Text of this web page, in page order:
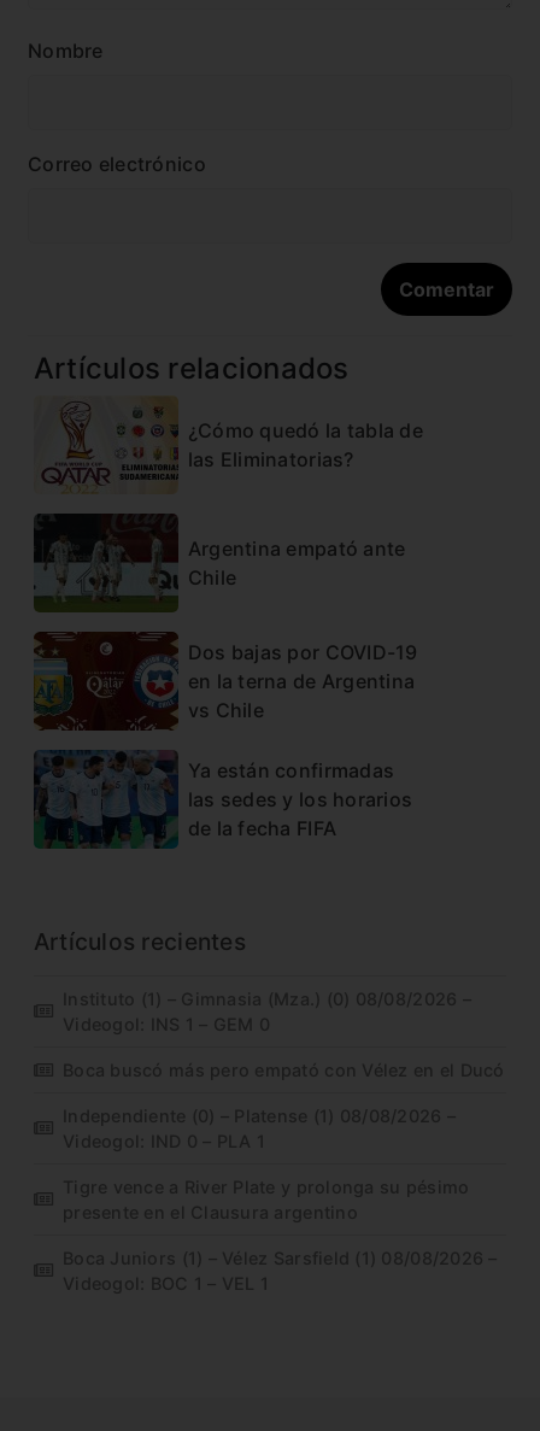
Nombre
Correo electrónico
Artículos relacionados
¿Cómo quedó la tabla de
las Eliminatorias?
Argentina empató ante
Chile
Dos bajas por COVID-19
en la terna de Argentina
vs Chile
Ya están confirmadas
las sedes y los horarios
de la fecha FIFA
Artículos recientes
Instituto (1) – Gimnasia (Mza.) (0) 08/08/2026 –
Videogol: INS 1 – GEM 0
Boca buscó más pero empató con Vélez en el Ducó
Independiente (0) – Platense (1) 08/08/2026 –
Videogol: IND 0 – PLA 1
Tigre vence a River Plate y prolonga su pésimo
presente en el Clausura argentino
Boca Juniors (1) – Vélez Sarsfield (1) 08/08/2026 –
Videogol: BOC 1 – VEL 1